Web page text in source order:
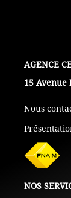
L'AGENCE
15 Avenue
Nous
NOS